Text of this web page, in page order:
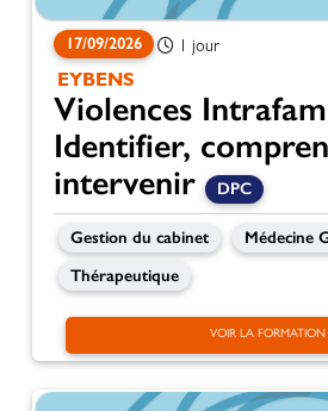
17/09/2026 1 jour
EYBENS
Violences
Identifier,
intervenir
DPC
Gestion du cabinet
Médecine
Thérapeutique
VOIR LA FORMATION